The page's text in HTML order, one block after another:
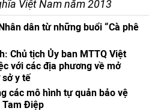
Việt Nam năm 2013
dân từ những buổi “Cà phê
Chủ tịch Ủy ban MTTQ Việt
với các địa phương về mở
y tế
các mô hình tự quản bảo vệ
Điệp